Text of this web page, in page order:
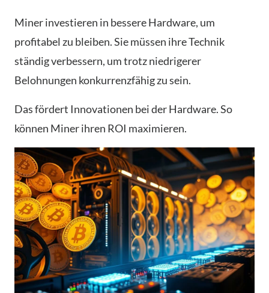
Miner investieren in bessere Hardware, um
profitabel zu bleiben. Sie müssen ihre Technik
ständig verbessern, um trotz niedrigerer
Belohnungen konkurrenzfähig zu sein.
Das fördert Innovationen bei der Hardware. So
können Miner ihren ROI maximieren.